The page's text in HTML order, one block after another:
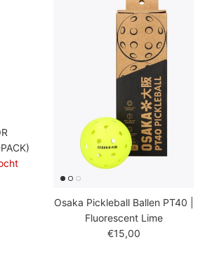
Osaka Pickleball Ballen PT40 |
Fluorescent Lime
Reguliere prijs
€15,00